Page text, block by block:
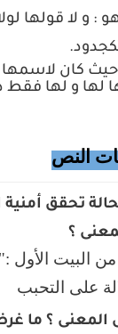
و لا قولها
كان لاسمها
لها و لها
النص
تحقق
؟
البيت الأول
على التحبب
المعنى ؟ ما